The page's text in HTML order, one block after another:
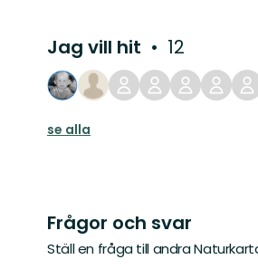
Jag vill hit 12
se alla
Frågor och svar
Ställ en fråga till andra